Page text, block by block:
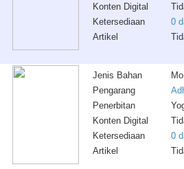
Konten Digital
Ketersediaan
0
Artikel
Jenis Bahan
Pengarang
Penerbitan
Konten Digital
Ketersediaan
0
Artikel